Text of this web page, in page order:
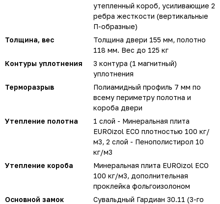
утепленный короб, усиливающие 2
ребра жесткости (вертикальные
П-образные)
Толщина, вес
Толщина двери 155 мм, полотно
118 мм. Вес до 125 кг
Контуры уплотнения
3 контура (1 магнитный)
уплотнения
Терморазрыв
Полиамидный профиль 7 мм по
всему периметру полотна и
короба двери
Утепление полотна
1 слой - Минеральная плита
EUROizol ECO плотностью 100 кг/
м3, 2 слой - Пенополистирол 10
кг/м3
Утепление короба
Минеральная плита EUROizol ECO
100 кг/м3, дополнительная
проклейка фольгоизолоном
Основной замок
Сувальдный Гардиан 30.11 (3-го